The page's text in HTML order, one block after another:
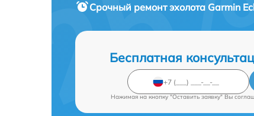
Срочный ремонтэхолота Garmin
Бесплатная
Нажимая на кнопку "Оставить заявку" Вы